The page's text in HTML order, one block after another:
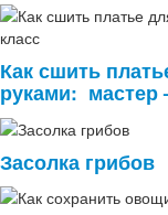
Как сшить
руками: мастер
Засолка грибов